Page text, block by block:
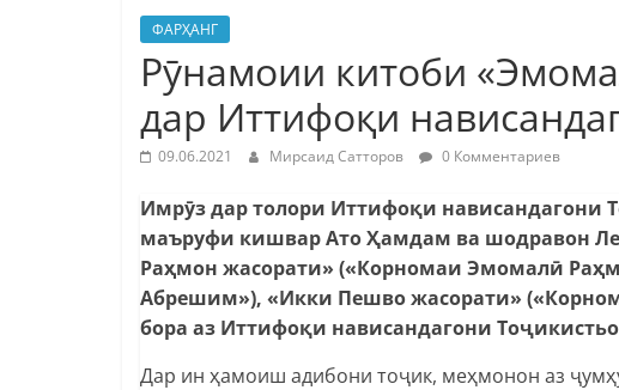
ФАРҲАНГ
Рӯнамоии китоби
дар Иттифоқи
09.06.2021 Мирсаид Сатторов 0 Комментариев
Имрӯз дар толори Иттифоқи нависандагони
маъруфи кишвар Ато Ҳамдам ва шодравон
Раҳмон жасорати» («Корномаи Эмомалӣ
Абрешим»), «Икки Пешво жасорати»
бора аз Иттифоқи нависандагони
Дар ин ҳамоиш адибони тоҷик, меҳмонон аз